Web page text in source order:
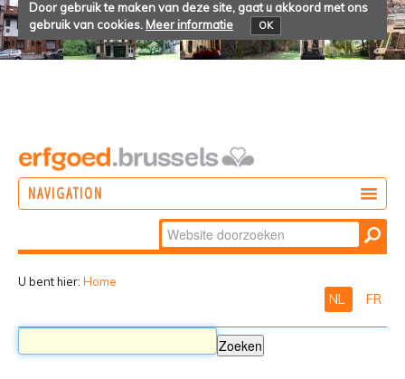
Door gebruik te maken van deze site, gaat u akkoord met ons
gebruik van cookies. Meer informatie OK
NAVIGATION
Zoek
Geavanceerd
U bent hier: Home
NL FR